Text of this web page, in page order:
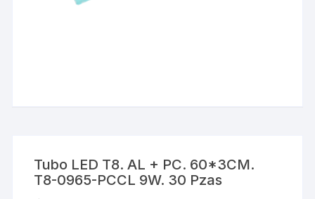
Tubo LED T8. AL + PC. 60*3CM.
T8-0965-PCCL 9W. 30 Pzas